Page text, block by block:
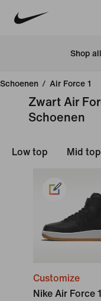
Shop
Schoenen / Air Force 1
Zwart Air
Schoenen
Low top Mid top
Customize
Nike Air Force